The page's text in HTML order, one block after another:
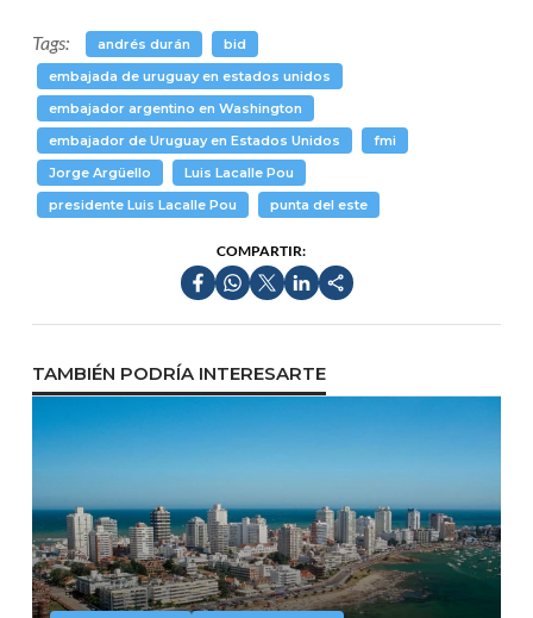
Tags: andrés durán
bid
embajada de uruguay en estados unidos
embajador argentino en Washington
embajador de Uruguay en Estados Unidos
fmi
Jorge Argüello
Luis Lacalle Pou
presidente Luis Lacalle Pou
punta del este
COMPARTIR:
TAMBIÉN PODRÍA INTERESARTE